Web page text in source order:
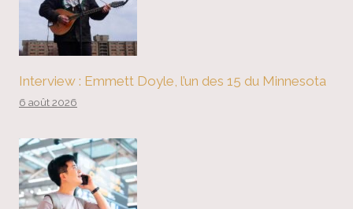
Interview : Emmett Doyle, l’un des 15 du Minnesota
6 août 2026